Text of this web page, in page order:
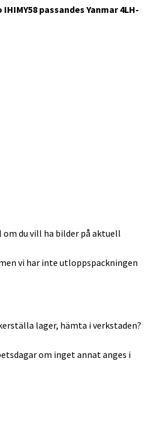
passandes Yanmar 4LH-
du vill ha bilder på aktuell
vi har inte utloppspackningen
lager, hämta i verkstaden?
om inget annat anges i